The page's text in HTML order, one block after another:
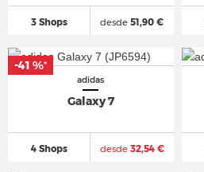
3 Shops desde 51,90 €
adidas
Galaxy 7
4 Shops desde32,54 €
-41 %*